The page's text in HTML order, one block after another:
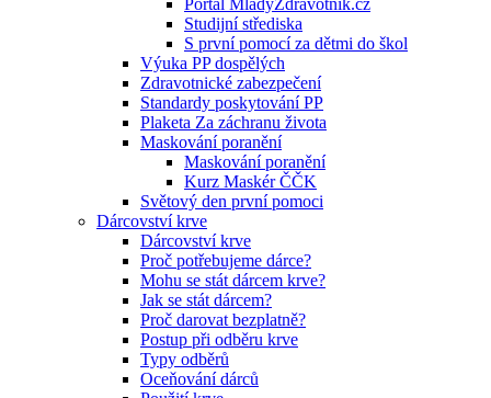
Portál MladyZdravotnik.cz
Studijní střediska
S první pomocí za dětmi do škol
Výuka PP dospělých
Zdravotnické zabezpečení
Standardy poskytování PP
Plaketa Za záchranu života
Maskování poranění
Maskování poranění
Kurz Maskér ČČK
Světový den první pomoci
Dárcovství krve
Dárcovství krve
Proč potřebujeme dárce?
Mohu se stát dárcem krve?
Jak se stát dárcem?
Proč darovat bezplatně?
Postup při odběru krve
Typy odběrů
Oceňování dárců